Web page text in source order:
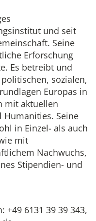
und seit
Seine
Erforschung
Es betreibt und
sozialen,
Europas in
mit aktuellen
Humanities. Seine
in Einzel- als auch
mit
Nachwuchs,
Stipendien- und
+49 6131 39 39 343,